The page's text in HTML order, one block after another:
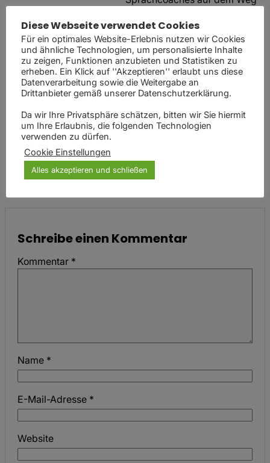
Mit ihrer Erfahrung hilft sie
Menschen dabei, sich im Alltag
und im Berufsleben sicher
auszudrücken – ohne Angst,
ohne Nervosität – und zeigt
gleichzeitig Lehrkräften, wie
sie sich selbst als starke Marke
positionieren, wirksame
eigenen Kunden gewinnen
können.
Schreibe einen Kommentar
Kommentar *
Name *
E-Mail-Adresse *
Website
Diese Webseite verwendet Cookies
Für ein optimales Website-Erlebnis nutzen wir Cookies
und ähnliche Technologien, um personalisierte Inhalte
zu zeigen, Funktionen anzubieten und Statistiken zu
erheben. Ein Klick auf ''Akzeptieren'' erlaubt uns diese
Datenverarbeitung sowie die Weitergabe an
Drittanbieter gemäß unserer Datenschutzerklärung.
Da wir Ihre Privatsphäre schätzen, bitten wir Sie hiermit
um Ihre Erlaubnis, die folgenden Technologien
verwenden zu dürfen.
Cookie Einstellungen
Alles akzeptieren und schließen